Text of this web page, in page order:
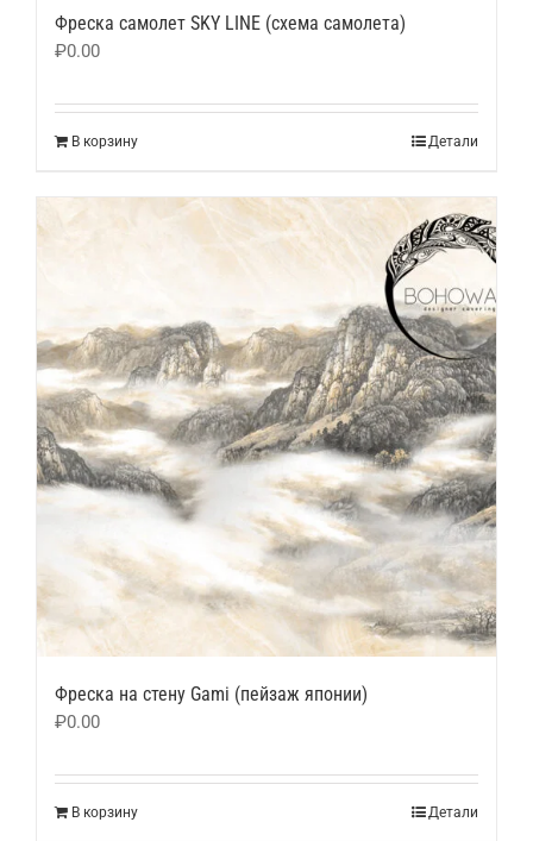
Фреска самолет SKY LINE (схема самолета)
₽0.00
В корзину Детали
Фреска на стену Gami (пейзаж японии)
₽0.00
В корзину Детали